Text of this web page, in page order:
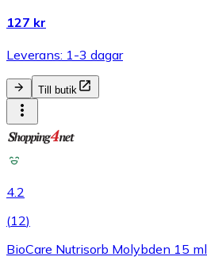
127 kr
Leverans: 1-3 dagar
Till butik
4.2
(12)
BioCare Nutrisorb Molybden 15 ml